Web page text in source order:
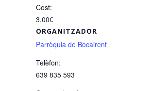
Cost:
3,00€
ORGANITZADOR
Parròquia de Bocairent
Telèfon:
639 835 593